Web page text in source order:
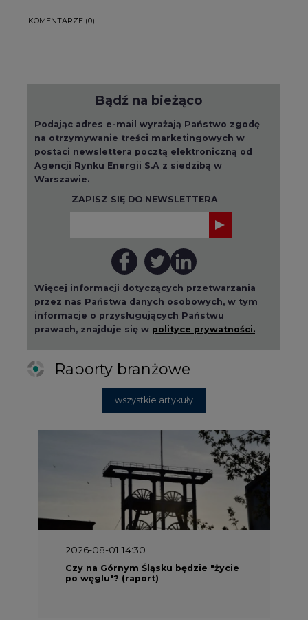
Podając adres e-mail wyrażają Państwo zgodę
na otrzymywanie treści marketingowych w
postaci newslettera pocztą elektroniczną od
Agencji Rynku Energii S.A z siedzibą w
Warszawie.
ZAPISZ SIĘ DO NEWSLETTERA
Więcej informacji dotyczących przetwarzania
informacje o przysługujących Państwu
prawach, znajduje się w polityce prywatności.
Raporty branżowe
2026-08-01 14:30
Czy na Górnym Śląsku będzie "życie
po węglu"? (raport)